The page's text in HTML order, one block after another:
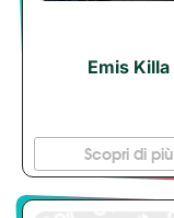
Emis Killa
Scopri di più